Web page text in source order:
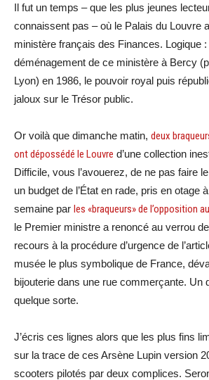
Il fut un temps – que les plus jeunes
connaissent pas – où le Palais du Louvre
ministère français des Finances. Logique :
déménagement de ce ministère à Bercy
Lyon) en 1986, le pouvoir royal puis
jaloux sur le Trésor public.
Or voilà que dimanche matin, deux
ont dépossédé le Louvre d’une collection
Difficile, vous l’avouerez, de ne pas faire
un budget de l’État en rade, pris en otage
semaine par les «braqueurs» de l’opposition
le Premier ministre a renoncé au verrou
recours à la procédure d’urgence de
musée le plus symbolique de France,
bijouterie dans une rue commerçante. Un
quelque sorte.
J’écris ces lignes alors que les plus fins
sur la trace de ces Arsène Lupin version
scooters pilotés par deux complices.